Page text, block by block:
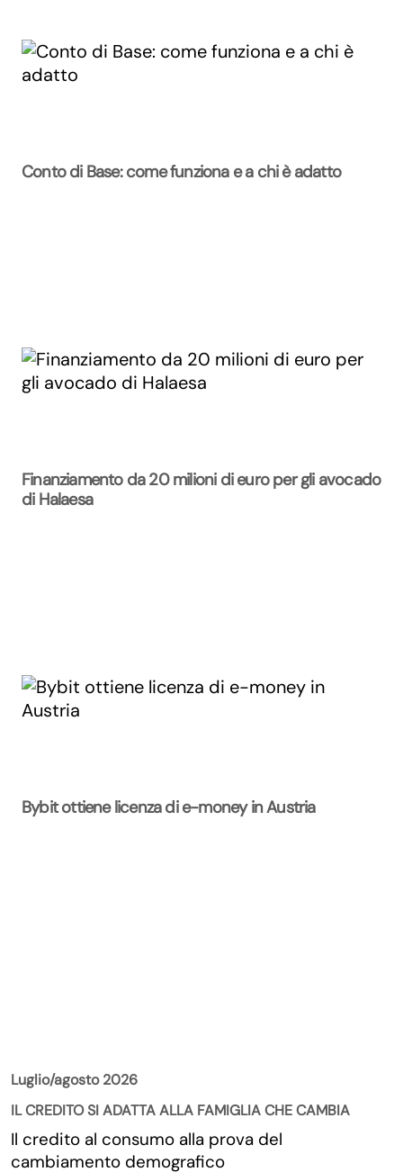
Conto di Base: come funziona e a chi è adatto
Finanziamento da 20 milioni di euro per gli avocado
di Halaesa
Bybit ottiene licenza di e-money in Austria
Luglio/agosto 2026
IL CREDITO SI ADATTA ALLA FAMIGLIA CHE CAMBIA
Il credito al consumo alla prova del
cambiamento demografico